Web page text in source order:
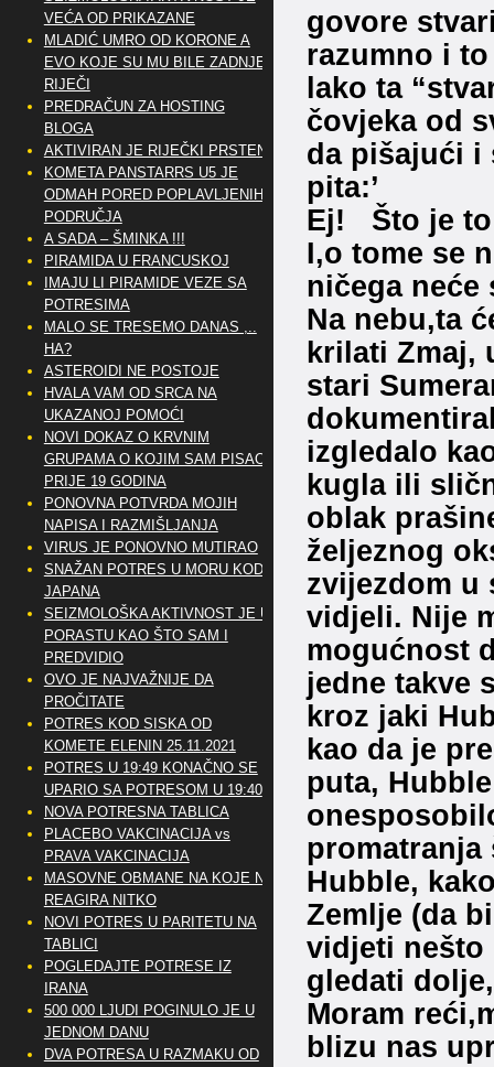
govore
razumno i
lako ta
čovjeka od
da pišajući i
pita:’
Ej! Što je
I,o tome se
ničega neće
Na nebu,ta
krilati Zmaj,
stari
izgledalo
kugla ili
oblak
željeznog
zvijezdom u
vidjeli. Nije
mogućnost
jedne takve
kroz jaki
kao da je
puta,
promatranja
Hubble,
Zemlje (da
vidjeti nešto
gledati
Moram
blizu nas
VEĆA OD PRIKAZANE
MLADIĆ UMRO OD KORONE A
EVO KOJE SU MU BILE ZADNJE
RIJEČI
PREDRAČUN ZA HOSTING
BLOGA
AKTIVIRAN JE RIJEČKI PRSTEN
KOMETA PANSTARRS U5 JE
ODMAH PORED POPLAVLJENIH
PODRUČJA
A SADA – ŠMINKA !!!
PIRAMIDA U FRANCUSKOJ
IMAJU LI PIRAMIDE VEZE SA
POTRESIMA
MALO SE TRESEMO DANAS ,..
HA?
ASTEROIDI NE POSTOJE
HVALA VAM OD SRCA NA
UKAZANOJ POMOĆI
NOVI DOKAZ O KRVNIM
GRUPAMA O KOJIM SAM PISAO
PRIJE 19 GODINA
PONOVNA POTVRDA MOJIH
NAPISA I RAZMIŠLJANJA
VIRUS JE PONOVNO MUTIRAO
SNAŽAN POTRES U MORU KOD
JAPANA
SEIZMOLOŠKA AKTIVNOST JE U
PORASTU KAO ŠTO SAM I
PREDVIDIO
OVO JE NAJVAŽNIJE DA
PROČITATE
POTRES KOD SISKA OD
KOMETE ELENIN 25.11.2021
POTRES U 19:49 KONAČNO SE
UPARIO SA POTRESOM U 19:40
NOVA POTRESNA TABLICA
PLACEBO VAKCINACIJA vs
PRAVA VAKCINACIJA
MASOVNE OBMANE NA KOJE NE
REAGIRA NITKO
NOVI POTRES U PARITETU NA
TABLICI
POGLEDAJTE POTRESE IZ
IRANA
500 000 LJUDI POGINULO JE U
JEDNOM DANU
DVA POTRESA U RAZMAKU OD